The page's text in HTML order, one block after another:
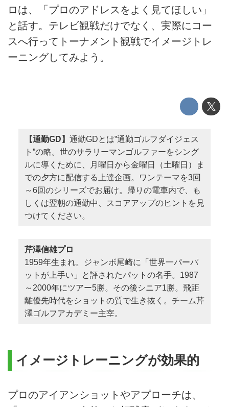
ロは、「プロのアドレスをよく見てほしい」
と話す。テレビ観戦だけでなく、実際にコー
スへ行ってトーナメント観戦でイメージトレ
ーニングしてみよう。
【通勤GD】 通勤GDとは‟通勤ゴルフダイジェス
ト”の略。世のサラリーマンゴルファーをシング
ルに導くために、月曜日から金曜日（土曜日）ま
での夕方に配信する上達企画。ワンテーマを3回
～6回のシリーズでお届け。帰りの電車内で、も
しくは翌朝の通勤中、スコアアップのヒントを見
つけてください。
芹澤信雄プロ
1959年生まれ。ジャンボ尾崎に「世界一パーパ
ットが上手い」と評されたパットの名手。1987
～2000年にツアー5勝。その後シニア1勝。飛距
離優先時代をショットの質で生き抜く。チーム芹
澤ゴルフアカデミー主宰。
イメージトレーニングが効果的
プロのアイアンショットやアプローチは、